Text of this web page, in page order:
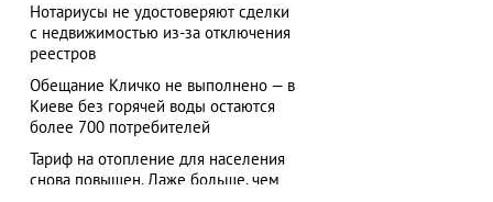
Нотариусы не удостоверяют сделки
с недвижимостью из-за отключения
реестров
Обещание Кличко не выполнено — в
Киеве без горячей воды остаются
более 700 потребителей
Тариф на отопление для населения
снова повышен. Даже больше, чем